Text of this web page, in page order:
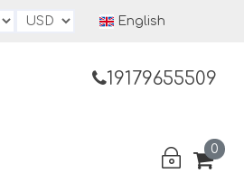
English
19179655509
0